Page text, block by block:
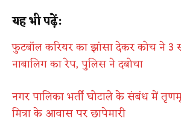
यह भी पढ़ें:
फुटबॉल करियर का झांसा देकर कोच ने 3
नाबालिग का रेप, पुलिस ने दबोचा
नगर पालिका भर्ती घोटाले के संबंध में
मित्रा के आवास पर छापेमारी